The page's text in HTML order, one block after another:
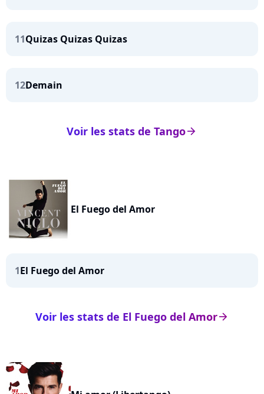
11Quizas Quizas Quizas
12Demain
arrow_right
Voir les stats de Tango
El Fuego del Amor
1El Fuego del Amor
arrow_right
Voir les stats de El Fuego del Amor